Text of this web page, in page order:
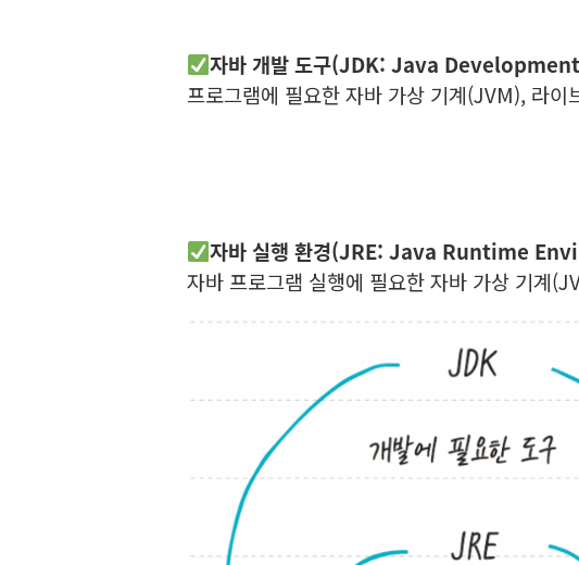
자바 개발 도구(JDK: Java
프로그램에 필요한 자바 가상 기계(JVM), 라
자바 실행 환경(JRE: Java Runtime
자바 프로그램 실행에 필요한 자바 가상 기계